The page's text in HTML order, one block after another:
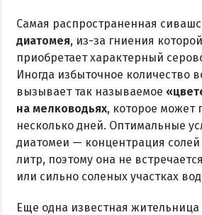
Самая распространенная
диатомея, из-за гниения
приобретает характерный
Иногда избыточное количество
вызывает так называемое
на мелководьях, которое может
несколько дней. Оптимальные
диатомеи — концентрация солей
литр, поэтому она не
или сильно соленых участках
Еще одна известная